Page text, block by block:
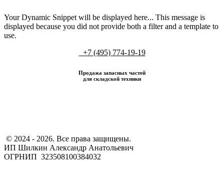
Your Dynamic Snippet will be displayed here... This message is
displayed because you did not provide both a filter and a template to
use.
+7 (495) 774-19-19
Продажа запасных частей
для складской техники
​ © 2024 - 2026. Все права защищены.
ИП Шилкин Александр Анатольевич
ОГРНИП 323508100384032